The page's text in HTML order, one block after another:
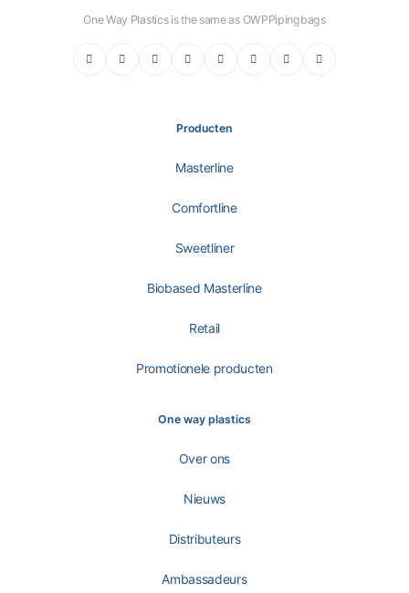
One Way Plastics is the same as OWPPipingbags
VimeoInstagramLinkedInTikTokPinterestYouTubeX (Twitter)Facebook
Producten
Masterline
Comfortline
Sweetliner
Biobased Masterline
Retail
Promotionele producten
One way plastics
Over ons
Nieuws
Distributeurs
Ambassadeurs